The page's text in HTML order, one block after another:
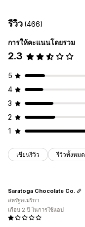
การแก้ไขจำนวนมาก
รีวิว (466)
การให้คะแนนโดยรวม
2.3
5
4
3
2
1
เขียนรีวิว รีวิวทั้งหมด
Saratoga Chocolate Co.
สหรัฐอเมริกา
เกือบ 2 ปี ในการใช้แอป